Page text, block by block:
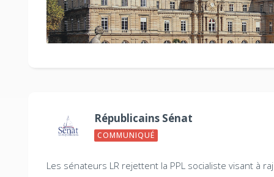
Républicains Sénat
COMMUNIQUÉ
Les sénateurs LR rejettent la PPL socialiste visant à